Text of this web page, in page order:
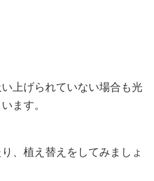
上げられていない場合も光
ます。
、植え替えをしてみましょ